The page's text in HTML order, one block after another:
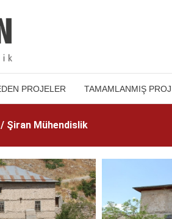
PROJELER TAMAMLANMIŞ
/ Şiran Mühendislik